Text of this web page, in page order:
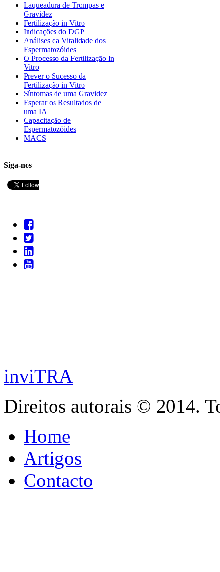
Laqueadura de Trompas e
Gravidez
Fertilização in Vitro
Indicações do DGP
Análises da Vitalidade dos
Espermatozóides
O Processo da Fertilização In
Vitro
Prever o Sucesso da
Fertilização in Vitro
Síntomas de uma Gravidez
Esperar os Resultados de
uma IA
Capacitação de
Espermatozóides
MACS
Siga-nos
inviTRA
Direitos autorais © 2014.
Home
Artigos
Contacto